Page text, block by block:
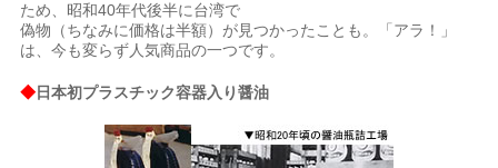
ため、昭和40年代後半に台湾で
偽物（ちなみに価格は半額）が見つかったことも。「アラ！」
は、今も変らず人気商品の一つです。
◆日本初プラスチック容器入り醤油